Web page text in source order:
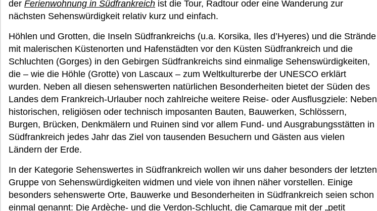
der Ferienwohnung in Südfrankreich ist die Tour, Radtour oder eine Wanderung zur
nächsten Sehenswürdigkeit relativ kurz und einfach.
Höhlen und Grotten, die Inseln Südfrankreichs (u.a. Korsika, Iles d’Hyeres) und die Strände
mit malerischen Küstenorten und Hafenstädten vor den Küsten Südfrankreich und die
Schluchten (Gorges) in den Gebirgen Südfrankreichs sind einmalige Sehenswürdigkeiten,
die – wie die Höhle (Grotte) von Lascaux – zum Weltkulturerbe der UNESCO erklärt
wurden. Neben all diesen sehenswerten natürlichen Besonderheiten bietet der Süden des
Landes dem Frankreich-Urlauber noch zahlreiche weitere Reise- oder Ausflusgziele: Neben
historischen, religiösen oder technisch imposanten Bauten, Bauwerken, Schlössern,
Burgen, Brücken, Denkmälern und Ruinen sind vor allem Fund- und Ausgrabungsstätten in
Südfrankreich jedes Jahr das Ziel von tausenden Besuchern und Gästen aus vielen
Ländern der Erde.
In der Kategorie Sehenswertes in Südfrankreich wollen wir uns daher besonders der letzten
Gruppe von Sehenswürdigkeiten widmen und viele von ihnen näher vorstellen. Einige
besonders sehenswerte Orte, Bauwerke und Besonderheiten in Südfrankreich seien schon
einmal genannt: Die Ardèche- und die Verdon-Schlucht, die Camargue mit der „petit